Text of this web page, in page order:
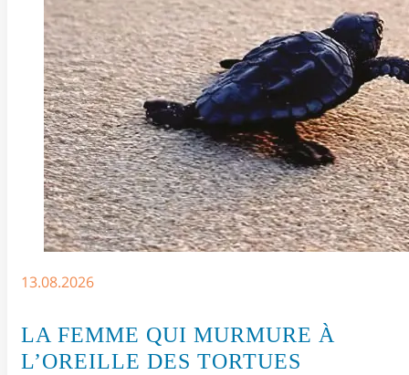
13.08.2026
LA FEMME QUI MURMURE À
L’OREILLE DES TORTUES